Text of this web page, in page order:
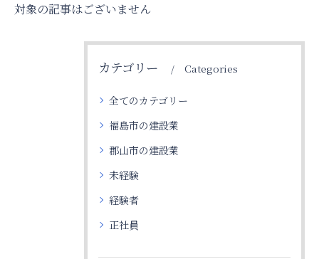
対象の記事はございません
カテゴリー Categories
全てのカテゴリー
福島市の建設業
郡山市の建設業
未経験
経験者
正社員